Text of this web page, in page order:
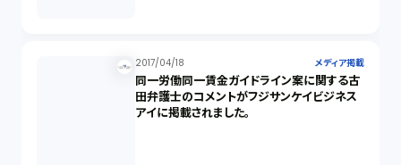
2017/04/18 メディア掲載
同一労働同一賃金ガイドライン案に関する古
田弁護士のコメントがフジサンケイビジネス
アイに掲載されました。